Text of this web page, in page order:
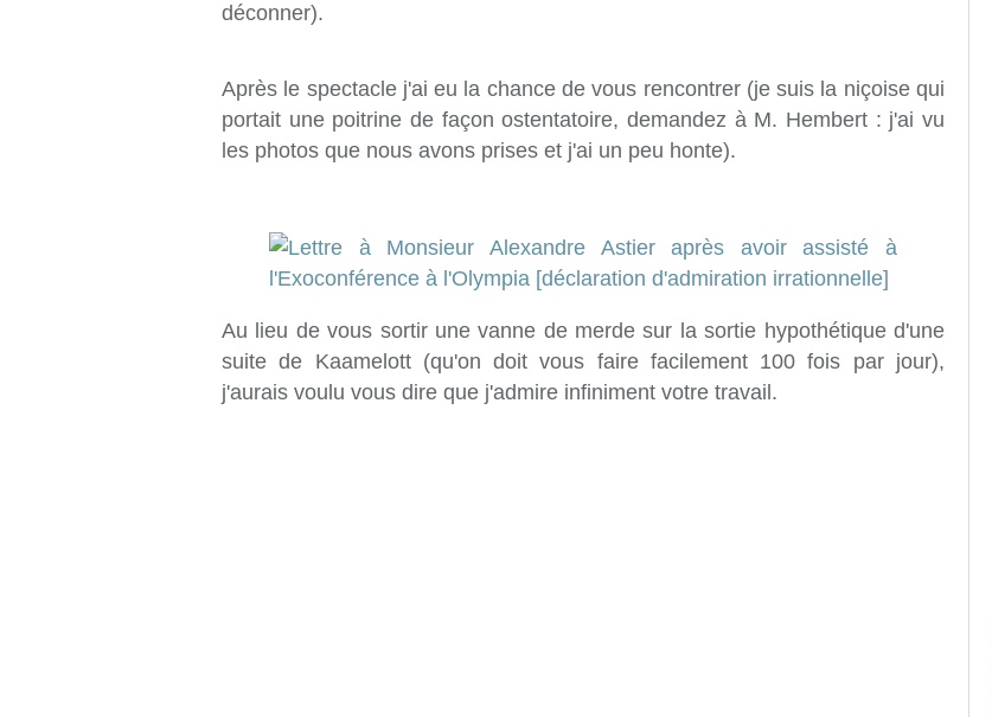
déconner).
Après le spectacle j'ai eu la chance de vous rencontrer (je suis la niçoise qui
portait une poitrine de façon ostentatoire, demandez à M. Hembert : j'ai vu
les photos que nous avons prises et j'ai un peu honte).
Au lieu de vous sortir une vanne de merde sur la sortie hypothétique d'une
suite de Kaamelott (qu'on doit vous faire facilement 100 fois par jour),
j'aurais voulu vous dire que j'admire infiniment votre travail.